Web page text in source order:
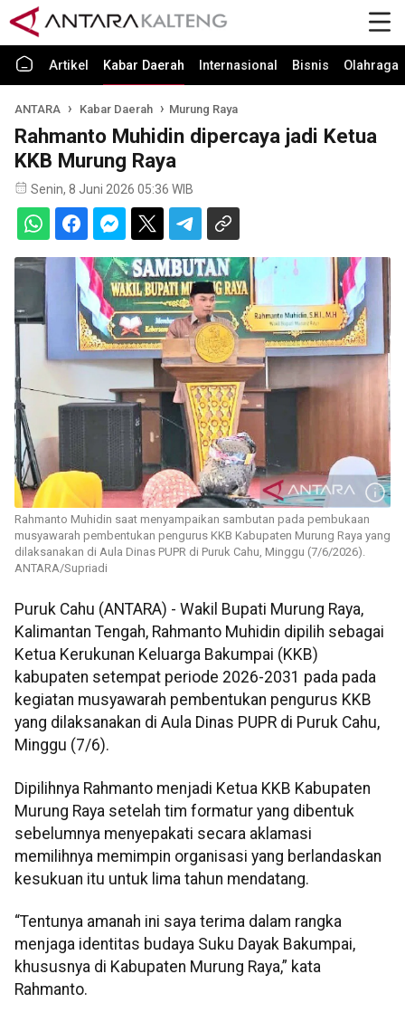
Artikel Kabar Daerah Internasional Bisnis Olahraga
ANTARA Kabar Daerah Murung Raya
Rahmanto Muhidin dipercaya jadi Ketua
KKB Murung Raya
Senin, 8 Juni 2026 05:36 WIB
Rahmanto Muhidin saat menyampaikan sambutan pada pembukaan
musyawarah pembentukan pengurus KKB Kabupaten Murung Raya yang
dilaksanakan di Aula Dinas PUPR di Puruk Cahu, Minggu (7/6/2026).
ANTARA/Supriadi
Puruk Cahu (ANTARA) - Wakil Bupati Murung Raya,
Kalimantan Tengah, Rahmanto Muhidin dipilih sebagai
Ketua Kerukunan Keluarga Bakumpai (KKB)
kabupaten setempat periode 2026-2031 pada pada
kegiatan musyawarah pembentukan pengurus KKB
yang dilaksanakan di Aula Dinas PUPR di Puruk Cahu,
Minggu (7/6).
Dipilihnya Rahmanto menjadi Ketua KKB Kabupaten
Murung Raya setelah tim formatur yang dibentuk
sebelumnya menyepakati secara aklamasi
memilihnya memimpin organisasi yang berlandaskan
kesukuan itu untuk lima tahun mendatang.
“Tentunya amanah ini saya terima dalam rangka
menjaga identitas budaya Suku Dayak Bakumpai,
khususnya di Kabupaten Murung Raya,” kata
Rahmanto.